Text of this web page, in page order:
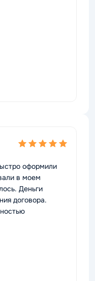
оформили
в моем
Деньги
договора.